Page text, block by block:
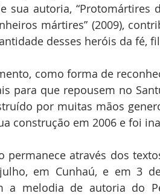
sua autoria, “Protomártires
mártires” (2009),
desses heróis da fé,
como forma de
para que repousem no
por muitas mãos
construção em 2006 e foi
permanece através dos
em Cunhaú, e em 3
a melodia de autoria do